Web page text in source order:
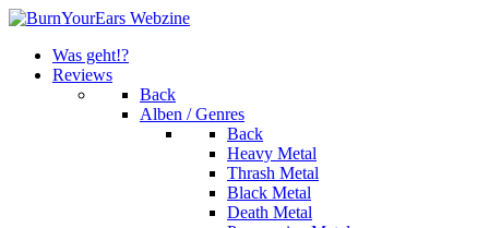
Was geht!?
Reviews
Back
Alben / Genres
Back
Heavy Metal
Thrash Metal
Black Metal
Death Metal